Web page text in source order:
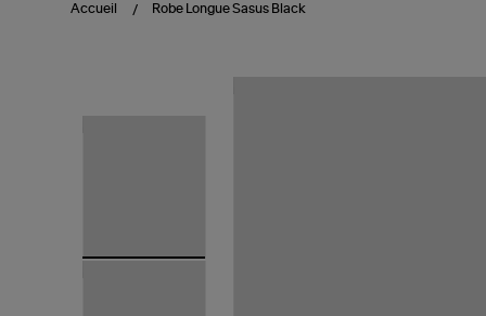
Accueil Robe Longue Sasus Black